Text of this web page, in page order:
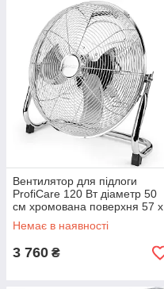
Вентилятор для підлоги
ProfiCare 120 Вт діаметр 50
см хромована поверхня 57 x
56.5 x 19 см (PC-VL 3067
WM)
Немає в наявності
3 760 ₴